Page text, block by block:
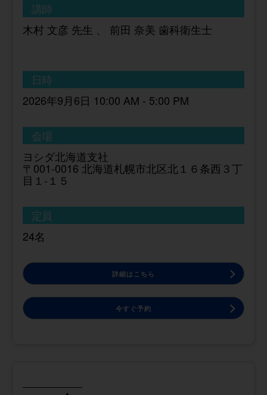
講師
木村 文彦 先生 、 前田 奈美 歯科衛生士
日時
2026年9月6日 10:00 AM - 5:00 PM
会場
ヨシダ北海道支社
〒001-0016 北海道札幌市北区北１６条西３丁
目１-１５
定員
24名
詳細はこちら
今すぐ予約